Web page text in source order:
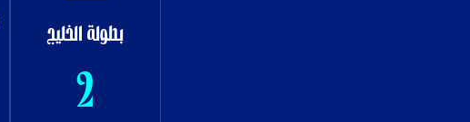
بطولة الخليج
2